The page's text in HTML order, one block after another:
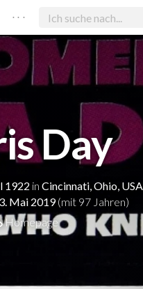
. . .
Day
1922 in Cincinnati, Ohio, USA
Mai 2019(mit 97 Jahren)
Homepage